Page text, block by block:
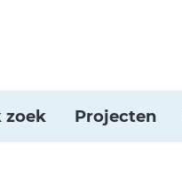
zoek Projecten